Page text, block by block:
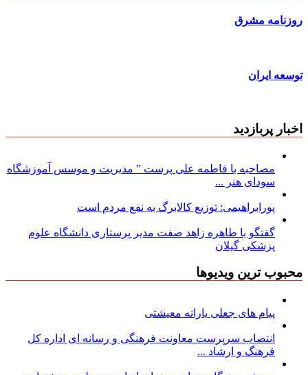
روزنامه مشرق
توسعه ایران
اخبار پربازدید
مصاحبه با فاطمه علی پرست ” مدیریت و موسس آموزشگاه
سودای هنر ...
پورابراهیمی: توزیع کالابرگ به نفع مردم است
گفتگو با طاهره زاهد صفت مدیر پرستاری دانشگاه علوم
پزشکی گیلان
محبوب ترین ویدیوها
پیام های جعلی یارانه معیشتی
انتصاب سرپرست معاونت فرهنگی و رسانه ای اداره کل
فرهنگ و ارشاد ...